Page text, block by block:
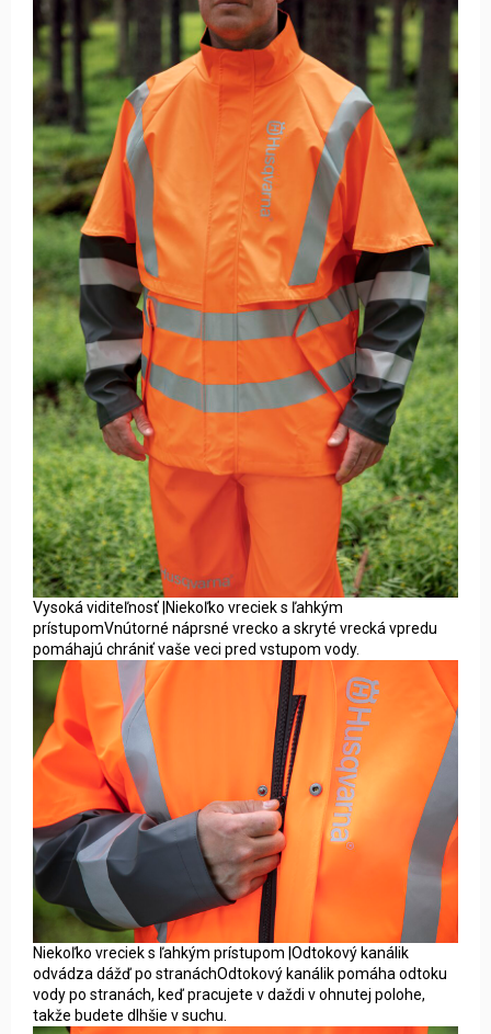
Vysoká viditeľnosť |Niekoľko vreciek s ľahkým
prístupomVnútorné náprsné vrecko a skryté vrecká vpredu
pomáhajú chrániť vaše veci pred vstupom vody.
Niekoľko vreciek s ľahkým prístupom |Odtokový kanálik
odvádza dážď po stranáchOdtokový kanálik pomáha odtoku
vody po stranách, keď pracujete v daždi v ohnutej polohe,
takže budete dlhšie v suchu.